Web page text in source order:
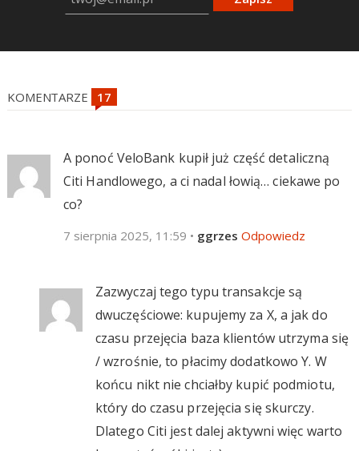
KOMENTARZE
A ponoć VeloBank kupił już część detaliczną
Citi Handlowego, a ci nadal łowią… ciekawe po
co?
7 sierpnia 2025, 11:59 • ggrzes Odpowiedz
Zazwyczaj tego typu transakcje są
dwuczęściowe: kupujemy za X, a jak do
czasu przejęcia baza klientów utrzyma się
/ wzrośnie, to płacimy dodatkowo Y. W
końcu nikt nie chciałby kupić podmiotu,
który do czasu przejęcia się skurczy.
Dlatego Citi jest dalej aktywni więc warto